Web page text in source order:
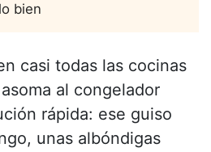
bien
casi todas las cocinas
al congelador
rápida: ese guiso
unas albóndigas